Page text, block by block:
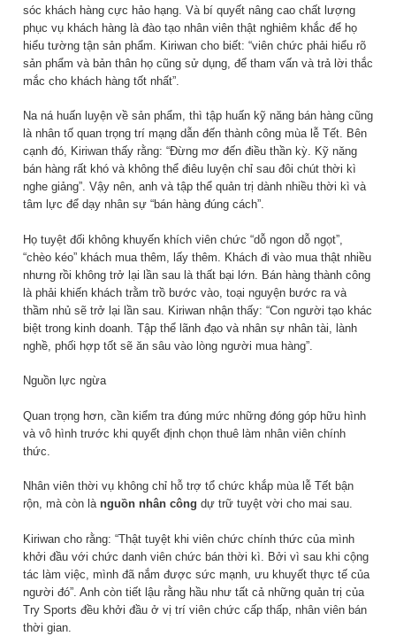
sóc khách hàng cực hảo hạng. Và bí quyết nâng cao chất lượng
phục vụ khách hàng là đào tạo nhân viên thật nghiêm khắc để họ
hiểu tường tận sản phẩm. Kiriwan cho biết: “viên chức phải hiểu rõ
sản phẩm và bản thân họ cũng sử dụng, để tham vấn và trả lời thắc
mắc cho khách hàng tốt nhất”.
Na ná huấn luyện về sản phẩm, thì tập huấn kỹ năng bán hàng cũng
là nhân tố quan trọng trí mạng dẫn đến thành công mùa lễ Tết. Bên
cạnh đó, Kiriwan thấy rằng: “Đừng mơ đến điều thần kỳ. Kỹ năng
bán hàng rất khó và không thể điêu luyện chỉ sau đôi chút thời kì
nghe giảng”. Vậy nên, anh và tập thể quản trị dành nhiều thời kì và
tâm lực để dạy nhân sự “bán hàng đúng cách”.
Họ tuyệt đối không khuyến khích viên chức “dỗ ngon dỗ ngọt”,
“chèo kéo” khách mua thêm, lấy thêm. Khách đi vào mua thật nhiều
nhưng rồi không trở lại lần sau là thất bại lớn. Bán hàng thành công
là phải khiến khách trằm trồ bước vào, toại nguyện bước ra và
thầm nhủ sẽ trở lại lần sau. Kiriwan nhận thấy: “Con người tạo khác
biệt trong kinh doanh. Tập thể lãnh đạo và nhân sự nhân tài, lành
nghề, phối hợp tốt sẽ ăn sâu vào lòng người mua hàng”.
Nguồn lực ngừa
Quan trọng hơn, cần kiểm tra đúng mức những đóng góp hữu hình
và vô hình trước khi quyết định chọn thuê làm nhân viên chính
thức.
Nhân viên thời vụ không chỉ hỗ trợ tổ chức khắp mùa lễ Tết bận
rộn, mà còn là nguồn nhân công dự trữ tuyệt vời cho mai sau.
Kiriwan cho rằng: “Thật tuyệt khi viên chức chính thức của mình
khởi đầu với chức danh viên chức bán thời kì. Bởi vì sau khi cộng
tác làm việc, mình đã nắm được sức mạnh, ưu khuyết thực tế của
người đó”. Anh còn tiết lậu rằng hầu như tất cả những quản trị của
Try Sports đều khởi đầu ở vị trí viên chức cấp thấp, nhân viên bán
thời gian.